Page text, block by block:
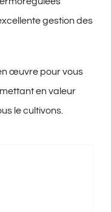
gestion des
œuvre pour vous
en valeur
le cultivons.